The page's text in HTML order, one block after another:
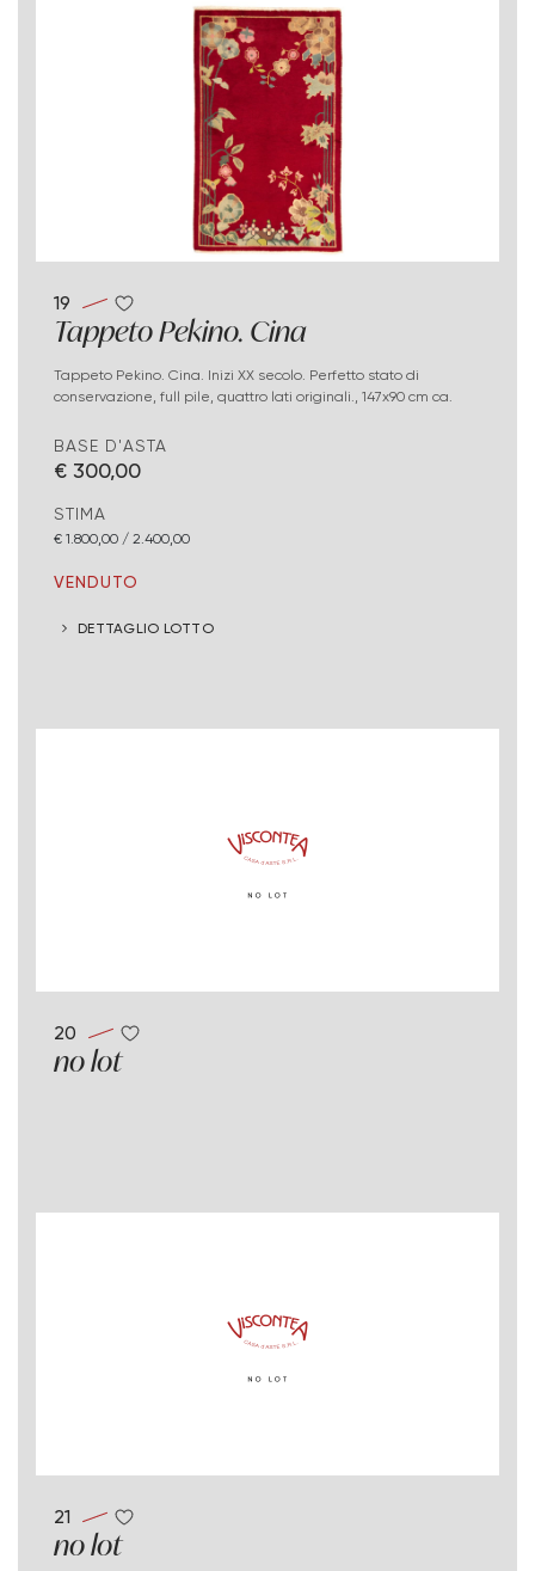
19
Tappeto Pekino. Cina
Tappeto Pekino. Cina. Inizi XX secolo. Perfetto stato di
conservazione, full pile, quattro lati originali., 147x90 cm ca.
BASE D'ASTA
€ 300,00
STIMA
€ 1.800,00 / 2.400,00
VENDUTO
DETTAGLIO LOTTO
20
no lot
21
no lot